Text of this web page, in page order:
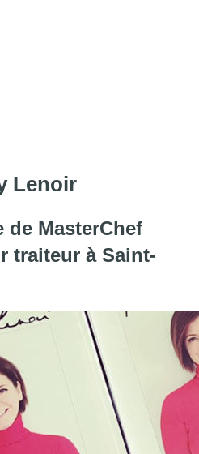
Lenoir
de MasterChef
traiteur à Saint-